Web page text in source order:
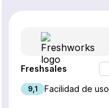
Freshsales
9,1 Facilidad de uso